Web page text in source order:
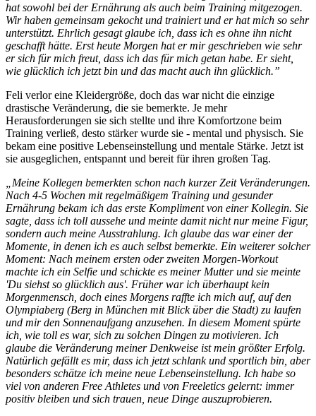
hat sowohl bei der Ernährung als auch beim Training mitgezogen.
Wir haben gemeinsam gekocht und trainiert und er hat mich so sehr
unterstützt. Ehrlich gesagt glaube ich, dass ich es ohne ihn nicht
geschafft hätte. Erst heute Morgen hat er mir geschrieben wie sehr
er sich für mich freut, dass ich das für mich getan habe. Er sieht,
wie glücklich ich jetzt bin und das macht auch ihn glücklich.”
Feli verlor eine Kleidergröße, doch das war nicht die einzige
drastische Veränderung, die sie bemerkte. Je mehr
Herausforderungen sie sich stellte und ihre Komfortzone beim
Training verließ, desto stärker wurde sie - mental und physisch. Sie
bekam eine positive Lebenseinstellung und mentale Stärke. Jetzt ist
sie ausgeglichen, entspannt und bereit für ihren großen Tag.
„Meine Kollegen bemerkten schon nach kurzer Zeit Veränderungen.
Nach 4-5 Wochen mit regelmäßigem Training und gesunder
Ernährung bekam ich das erste Kompliment von einer Kollegin. Sie
sagte, dass ich toll aussehe und meinte damit nicht nur meine Figur,
sondern auch meine Ausstrahlung. Ich glaube das war einer der
Momente, in denen ich es auch selbst bemerkte. Ein weiterer solcher
Moment: Nach meinem ersten oder zweiten Morgen-Workout
machte ich ein Selfie und schickte es meiner Mutter und sie meinte
'Du siehst so glücklich aus'. Früher war ich überhaupt kein
Morgenmensch, doch eines Morgens raffte ich mich auf, auf den
Olympiaberg (Berg in München mit Blick über die Stadt) zu laufen
und mir den Sonnenaufgang anzusehen. In diesem Moment spürte
ich, wie toll es war, sich zu solchen Dingen zu motivieren. Ich
glaube die Veränderung meiner Denkweise ist mein größter Erfolg.
Natürlich gefällt es mir, dass ich jetzt schlank und sportlich bin, aber
besonders schätze ich meine neue Lebenseinstellung. Ich habe so
viel von anderen Free Athletes und von Freeletics gelernt: immer
positiv bleiben und sich trauen, neue Dinge auszuprobieren.